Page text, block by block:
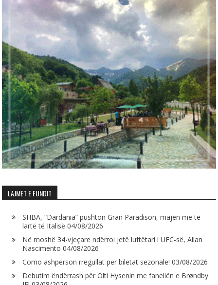
LAJMET E FUNDIT
SHBA, “Dardania” pushton Gran Paradison, majën më të
lartë të Italisë 04/08/2026
Në moshë 34-vjeçare ndërroi jetë luftëtari i UFC-së, Allan
Nascimento 04/08/2026
Como ashpërson rregullat për biletat sezonale! 03/08/2026
Debutim ëndërrash për Olti Hysenin me fanellën e Brøndby